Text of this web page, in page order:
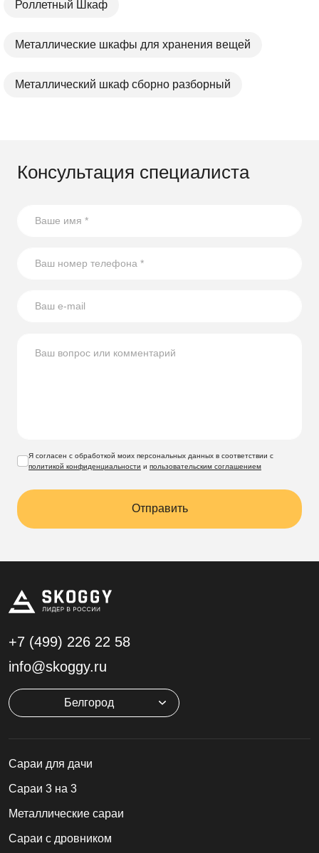
Роллетный Шкаф
Металлические шкафы для хранения вещей
Металлический шкаф сборно разборный
Консультация специалиста
Я согласен с обработкой моих персональных данных в соответствии с
политикой конфиденциальности и пользовательским соглашением
Отправить
+7 (499) 226 22 58
info@skoggy.ru
Белгород
Cараи для дачи
Сараи 3 на 3
Металлические сараи
Сараи с дровником